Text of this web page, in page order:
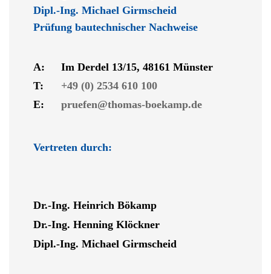
Dipl.-Ing. Michael Girmscheid
Prüfung bautechnischer Nachweise
A:
Im Derdel 13/15, 48161 Münster
T:
+49 (0) 2534 610 100
E:
pruefen@thomas-boekamp.de
Vertreten durch:
Dr.-Ing. Heinrich Bökamp
Dr.-Ing. Henning Klöckner
Dipl.-Ing. Michael Girmscheid